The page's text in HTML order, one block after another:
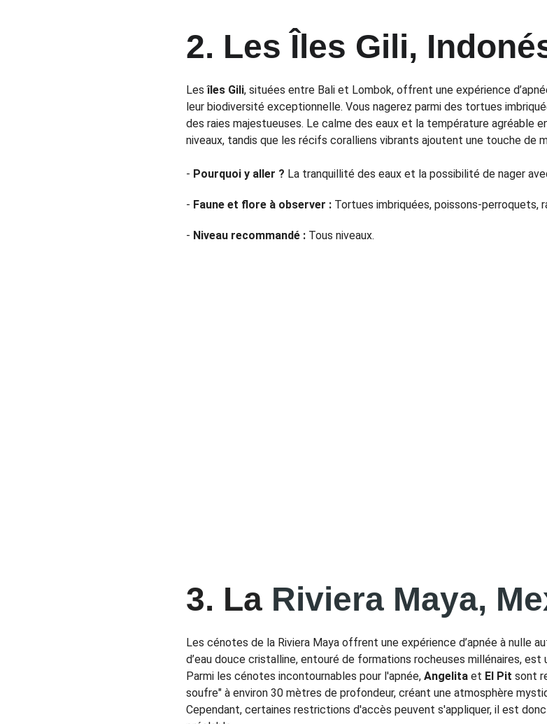
2. Les Îles Gili,
Les îles Gili, situées entre Bali et Lombok, offrent une expérience
leur biodiversité exceptionnelle. Vous nagerez parmi des tortues
des raies majestueuses. Le calme des eaux et la température agréable
niveaux, tandis que les récifs coralliens vibrants ajoutent une touche de
- Pourquoi y aller ? La tranquillité des eaux et la possibilité de nager
- Faune et flore à observer : Tortues imbriquées, poissons-perroquets,
- Niveau recommandé : Tous niveaux.
3. La Riviera Maya,
Les cénotes de la Riviera Maya offrent une expérience d’apnée à nulle
d’eau douce cristalline, entouré de formations rocheuses millénaires, est
Parmi les cénotes incontournables pour l'apnée, Angelita et El Pit sont
soufre" à environ 30 mètres de profondeur, créant une atmosphère
Cependant, certaines restrictions d'accès peuvent s'appliquer, il est